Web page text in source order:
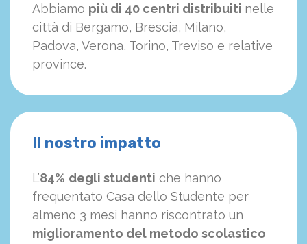
Abbiamo più di 40 centri distribuiti nelle
città di Bergamo, Brescia, Milano,
Padova, Verona, Torino, Treviso e relative
province.
Il nostro impatto
L’84% degli studenti che hanno
frequentato Casa dello Studente per
almeno 3 mesi hanno riscontrato un
miglioramento del metodo scolastico